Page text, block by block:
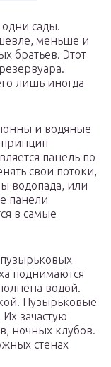
сады.
меньше и
братьев. Этот
лишь иногда
и водяные
панель по
свои потоки,
водопада, или
панели
в самые
поднимаются
водой.
Пузырьковые
зачастую
ночных клубов.
стенах